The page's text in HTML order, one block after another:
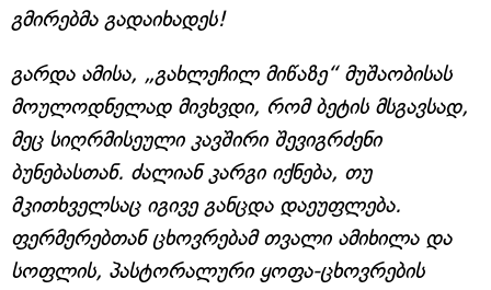
გმირებმა გადაიხადეს!
გარდა ამისა, „გახლეჩილ მიწაზე“ მუშაობისას
მოულოდნელად მივხვდი, რომ ბეტის მსგავსად,
მეც სიღრმისეული კავშირი შევიგრძენი
ბუნებასთან. ძალიან კარგი იქნება, თუ
მკითხველსაც იგივე განცდა დაეუფლება.
ფერმერებთან ცხოვრებამ თვალი ამიხილა და
სოფლის, პასტორალური ყოფა-ცხოვრების